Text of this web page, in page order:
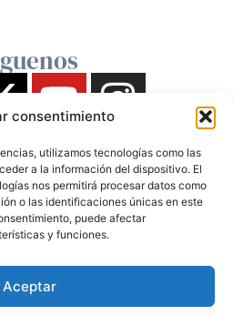
consentimiento
utilizamos tecnologías como las
a la información del dispositivo. El
nos permitirá procesar datos como
o las identificaciones únicas en este
puede afectar
y funciones.
Aceptar